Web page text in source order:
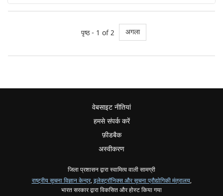
पृष्ठ - 1 of 2 अगला
वेबसाइट नीतियां
हमसे संपर्क करें
फ़ीडबैक
अस्वीकरण
जिला प्रशासन द्वारा स्वामित्व वाली सामग्री
राष्ट्रीय सूचना विज्ञान केन्द्र, इलेक्ट्रॉनिक्स और सूचना प्रौद्योगिकी मंत्रालय,
भारत सरकार द्वारा विकसित और होस्ट किया गया